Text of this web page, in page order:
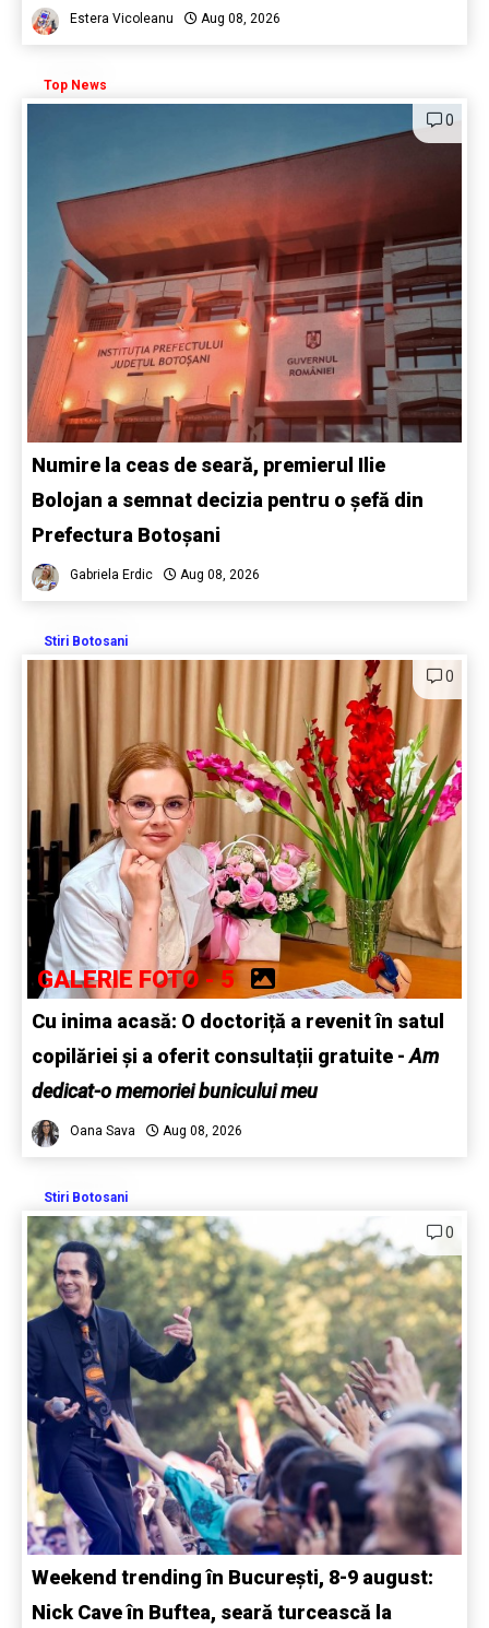
Estera Vicoleanu Aug 08, 2026
Top News
0
Numire la ceas de seară, premierul Ilie
Bolojan a semnat decizia pentru o șefă din
Prefectura Botoșani
Gabriela Erdic Aug 08, 2026
Stiri Botosani
0
GALERIE FOTO - 5
Cu inima acasă: O doctoriță a revenit în satul
copilăriei și a oferit consultații gratuite -Am
dedicat-o memoriei bunicului meu
Oana Sava Aug 08, 2026
Stiri Botosani
0
Weekend trending în București, 8-9 august:
Nick Cave în Buftea, seară turcească la